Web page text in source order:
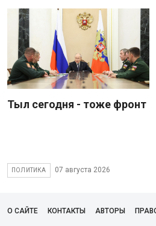
Тыл сегодня - тоже фронт
ПОЛИТИКА 07 августа 2026
О САЙТЕ КОНТАКТЫ АВТОРЫ